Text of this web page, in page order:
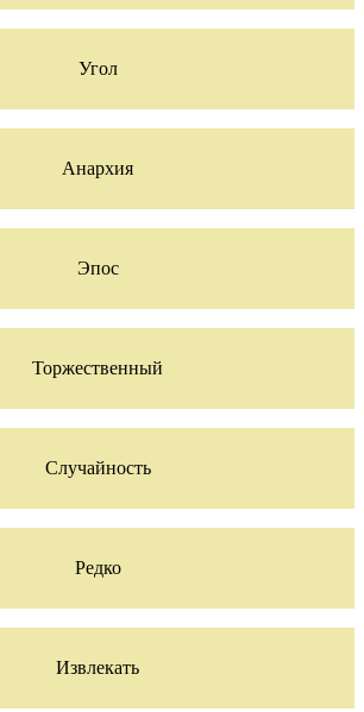
Угол
Анархия
Эпос
Торжественный
Случайность
Редко
Извлекать